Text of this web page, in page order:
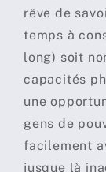
rêve de
temps à
long) soit
capacités
une
gens de
facilement
jusque là